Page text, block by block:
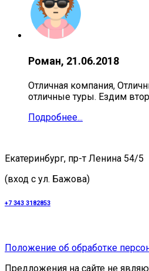
Роман, 21.06.2018
Отличная компания,
отличные туры. Ездим
Подробнее...
Екатеринбург, пр-т Ленина 54/5
(вход с ул. Бажова)
+7 343 3182853
Положение об обработке
Предложения на сайте не